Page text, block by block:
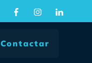
Contactar